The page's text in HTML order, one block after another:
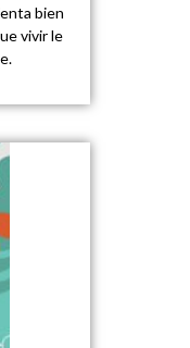
bien
vivir le